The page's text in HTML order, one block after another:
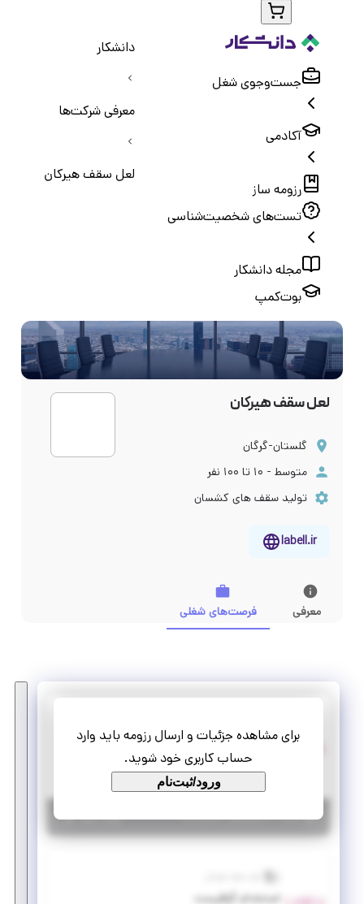
جست‌و‌جوی شغل
آکادمی
رزومه ساز
تست‌های شخصیت‌شناسی
مجله دانشکار
بوت‌کمپ
دانشکار
معرفی شرکت‌ها
لعل سقف هیرکان
لعل سقف هیرکان
گلستان-گرگان
متوسط - ۱۰ تا ۱۰۰ نفر
تولید سقف های کشسان
labell.ir
معرفی فرصت‌های شغلی
برای مشاهده جزئیات و ارسال رزومه باید وارد
حساب کاربری خود شوید.
ورود/ثبت‌نام
استخدام کارشناس خرید داخلی
تمام وقت استخدام
تهران |۲ سال پیش | منقضی شده جزئیات بیشتر
استخدام گرافیست